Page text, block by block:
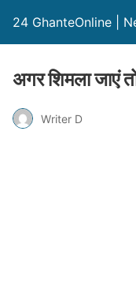
24 GhanteOnline |
अगर शिमला जाएं
Writer D